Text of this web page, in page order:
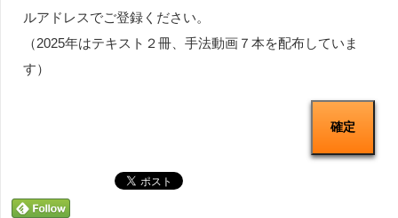
ルアドレスでご登録ください。
（2025年はテキスト２冊、手法動画７本を配布していま
す）